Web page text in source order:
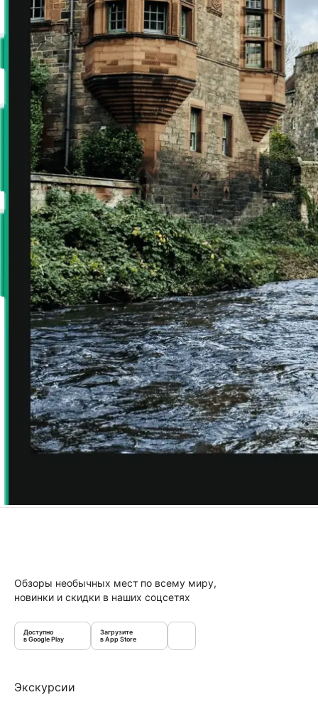
Обзоры необычных мест по всему миру,
новинки и скидки в наших соцсетях
Доступно
в Google Play
Загрузите
в App Store
Экскурсии